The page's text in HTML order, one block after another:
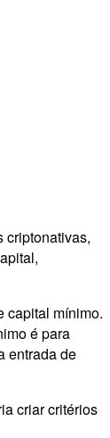
criptonativas,
capital mínimo.
é para
entrada de
criar critérios